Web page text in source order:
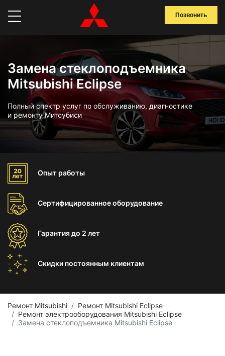
Позвонить
Замена стеклоподъемника
Mitsubishi Eclipse
Полный спектр услуг по обслуживанию, диагностике
и ремонту Митсубиси
Опыт работы
Сертифицированноеоборудование
Гарантиядо 2 лет
Скидки постоянным клиентам
Ремонт Mitsubishi
Ремонт Mitsubishi Eclipse
Ремонт электрооборудования Mitsubishi Eclipse
Замена стеклоподъемника Mitsubishi Eclipse